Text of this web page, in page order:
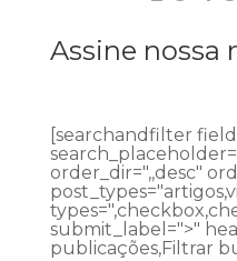
Assine nossa
[searchandfilter
order_dir=",,desc"
submit_label=">"
publicações,Filtrar